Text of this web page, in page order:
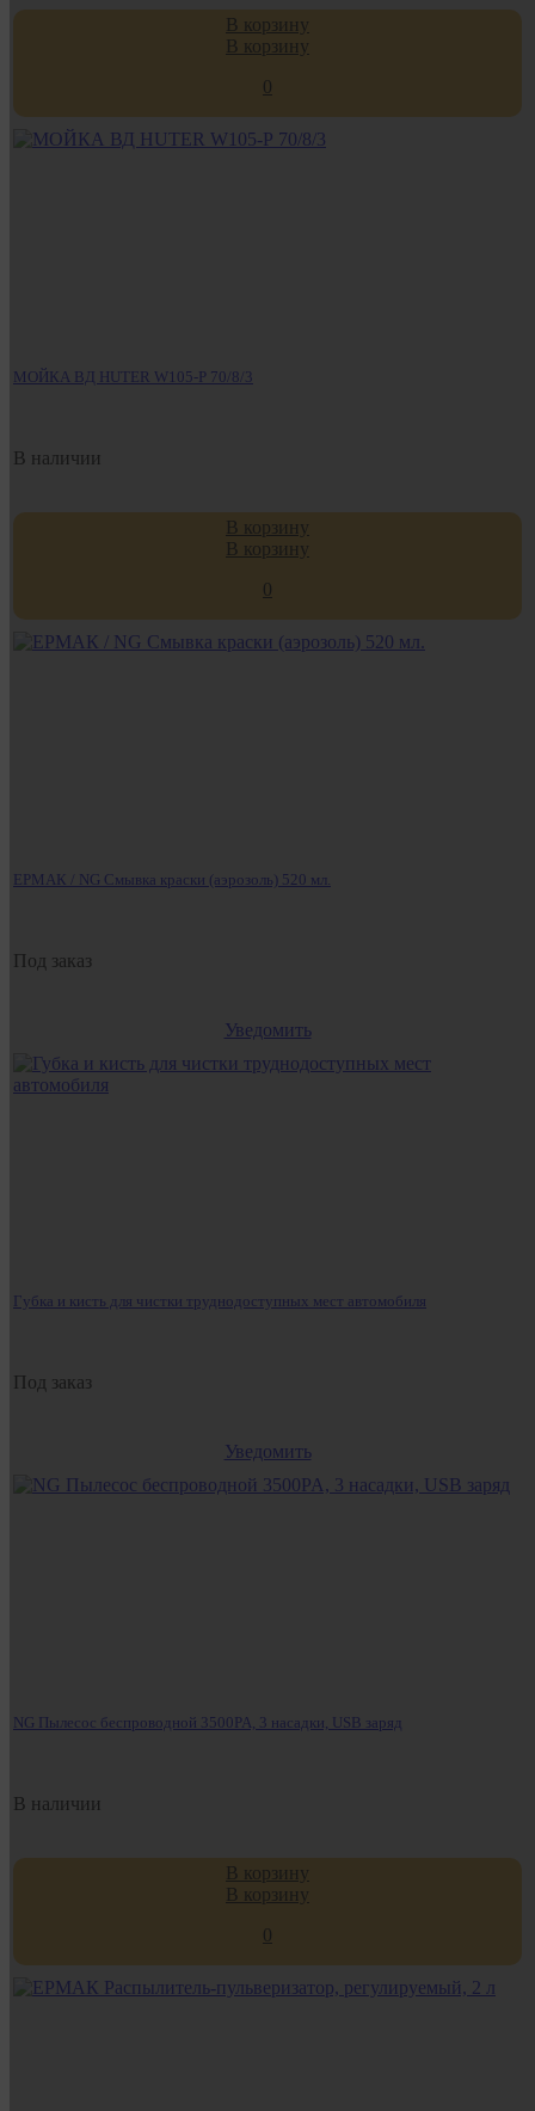
В корзину
В корзину
0
МОЙКА ВД HUTER W105-Р 70/8/3
В наличии
В корзину
В корзину
0
ЕРМАК / NG Смывка краски (аэрозоль) 520 мл.
Под заказ
Уведомить
Губка и кисть для чистки труднодоступных мест автомобиля
Под заказ
Уведомить
NG Пылесос беспроводной 3500PA, 3 насадки, USB заряд
В наличии
В корзину
В корзину
0